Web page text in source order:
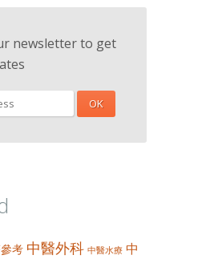
newsletter to get
考 中醫外科 中醫水療 中